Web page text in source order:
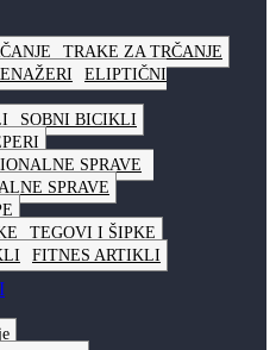
TRAKE ZA TRČANJE
ELIPTIČNI
SOBNI BICIKLI
SPRAVE
TEGOVI I ŠIPKE
FITNES ARTIKLI